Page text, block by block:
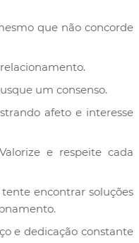
que não concorde
um consenso.
afeto e interesse
e respeite cada
encontrar soluções
e dedicação constante